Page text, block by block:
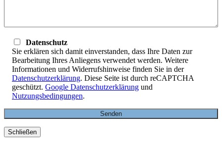
Datenschutz
Sie erklären sich damit einverstanden, dass Ihre Daten zur
Bearbeitung Ihres Anliegens verwendet werden. Weitere
Informationen und Widerrufshinweise finden Sie in der
Datenschutzerklärung. Diese Seite ist durch reCAPTCHA
geschützt. Google Datenschutzerklärung und
Nutzungsbedingungen.
Schließen